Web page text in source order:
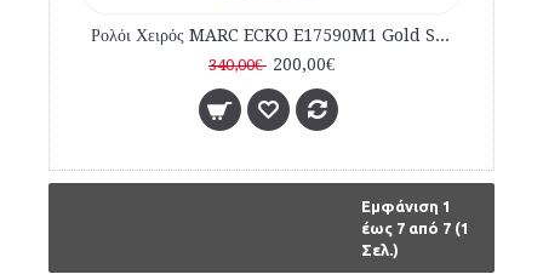
Ρολόι Χειρός MARC ECKO E17590M1 Gold Stainless Steel Bracelet
340,00€ 200,00€
Εμφάνιση 1
έως 7 από 7 (1
Σελ.)